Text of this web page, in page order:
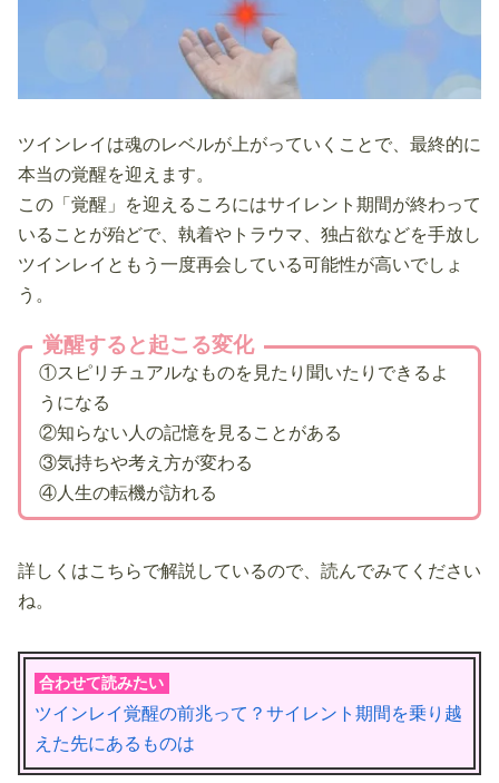
ツインレイは魂のレベルが上がっていくことで、最終的に
本当の覚醒を迎えます。
この「覚醒」を迎えるころにはサイレント期間が終わって
いることが殆どで、執着やトラウマ、独占欲などを手放し
ツインレイともう一度再会している可能性が高いでしょ
う。
覚醒すると起こる変化
①スピリチュアルなものを見たり聞いたりできるよ
うになる
②知らない人の記憶を見ることがある
③気持ちや考え方が変わる
④人生の転機が訪れる
詳しくはこちらで解説しているので、読んでみてください
ね。
合わせて読みたい
ツインレイ覚醒の前兆って？サイレント期間を乗り越
えた先にあるものは